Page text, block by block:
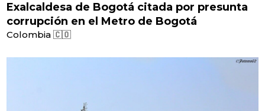
Exalcaldesa de Bogotá citada por presunta
corrupción en el Metro de Bogotá
Colombia 🇨🇴